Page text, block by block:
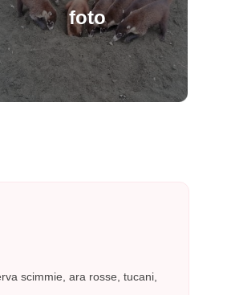
foto
scimmie, ara rosse, tucani,